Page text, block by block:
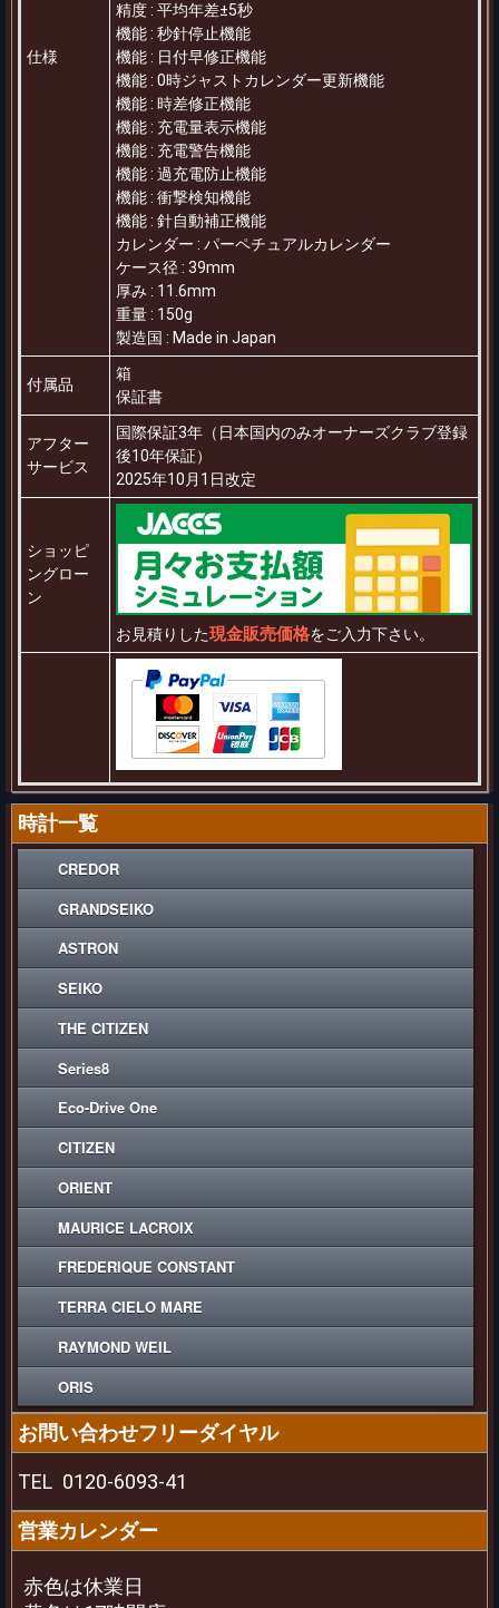
仕様
精度: 平均年差±5秒
機能: 秒針停止機能
機能: 日付早修正機能
機能: 0時ジャストカレンダー更新機能
機能: 時差修正機能
機能: 充電量表示機能
機能: 充電警告機能
機能: 過充電防止機能
機能: 衝撃検知機能
機能: 針自動補正機能
カレンダー : パーペチュアルカレンダー
ケース径 : 39mm
厚み : 11.6mm
重量: 150g
製造国 : Made in Japan
付属品
箱
保証書
アフター
サービス
国際保証3年（日本国内のみオーナーズクラブ登録
後10年保証）
2025年10月1日改定
ショッピ
ングロー
ン
お見積りした現金販売価格をご入力下さい。
時計一覧
CREDOR
GRANDSEIKO
ASTRON
SEIKO
THE CITIZEN
Series8
Eco-Drive One
CITIZEN
ORIENT
MAURICE LACROIX
FREDERIQUE CONSTANT
TERRA CIELO MARE
RAYMOND WEIL
ORIS
お問い合わせフリーダイヤル
TEL 0120-6093-41
営業カレンダー
赤色は休業日